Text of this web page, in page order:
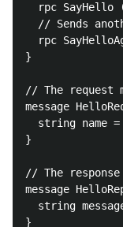
rpc SayHello
// Sends
rpc
}
// The request
message
string name =
}
// The
message
string